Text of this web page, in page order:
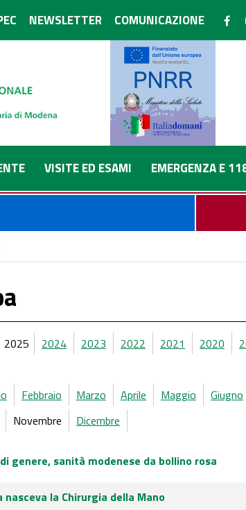
NEWSLETTER COMUNICAZIONE
VISITE ED ESAMI EMERGENZA E
2025 2024 2023 2022 2021 2020
Febbraio Marzo Aprile Maggio Giugno
Novembre Dicembre
genere, sanità modenese da bollino rosa
nasceva la Chirurgia della Mano